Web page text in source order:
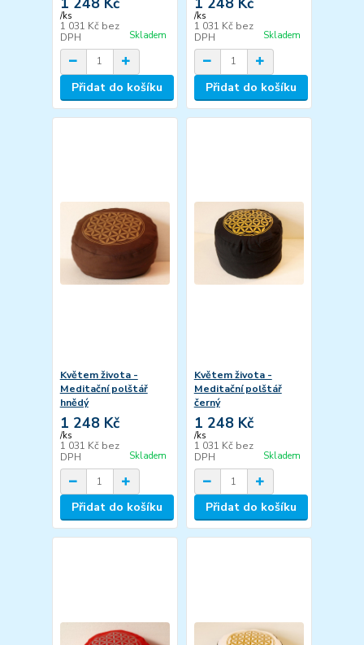
/ks
1 031 Kč bez
DPH
Skladem
Přidat do košíku
/ks
1 031 Kč bez
DPH
Skladem
Přidat do košíku
Květem života -
Meditační polštář
hnědý
1 248 Kč
/ks
1 031 Kč bez
DPH
Skladem
Přidat do košíku
Květem života -
Meditační polštář
černý
1 248 Kč
/ks
1 031 Kč bez
DPH
Skladem
Přidat do košíku